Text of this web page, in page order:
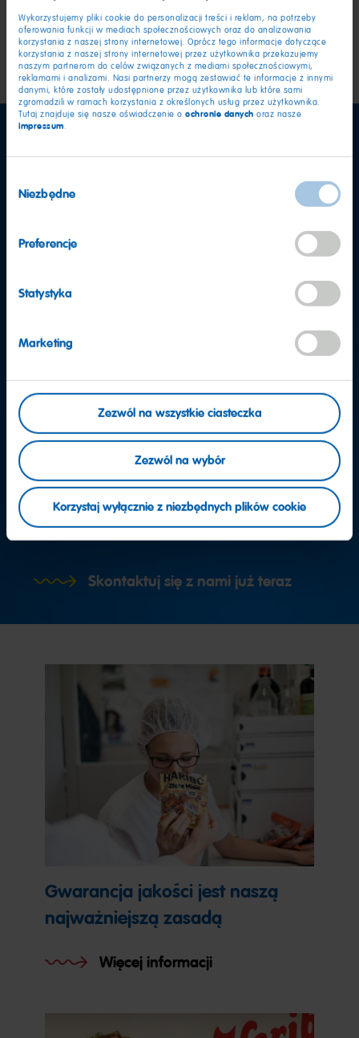
Wykorzystujemy pliki cookie do personalizacji treści i reklam, na potrzeby
oferowania funkcji w mediach społecznościowych oraz do analizowania
korzystania z naszej strony internetowej. Oprócz tego informacje dotyczące
korzystania z naszej strony internetowej przez użytkownika przekazujemy
naszym partnerom do celów związanych z mediami społecznościowymi,
reklamami i analizami. Nasi partnerzy mogą zestawiać te informacje z innymi
danymi, które zostały udostępnione przez użytkownika lub które sami
zgromadzili w ramach korzystania z określonych usług przez użytkownika.
Tutaj znajduje się nasze oświadczenie o ochronie danych oraz nasze
impressum.
zgody
Niezbędne
Preferencje
Statystyka
Marketing
Zezwól na wszystkie ciasteczka
Zezwól na wybór
Korzystaj wyłącznie z niezbędnych plików cookie
Masz dodatkowe pytania?
Nasi pracownicy chętnie Ci pomogą
Skontaktuj się z nami już teraz
Gwarancja jakości jest naszą
najważniejszą zasadą
Więcej informacji